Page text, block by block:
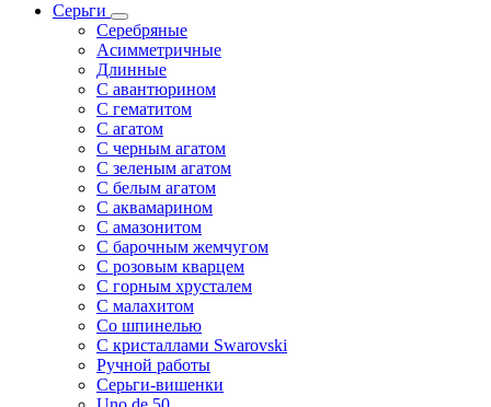
Серьги
Серебряные
Асимметричные
Длинные
С авантюрином
С гематитом
С агатом
С черным агатом
С зеленым агатом
С белым агатом
С аквамарином
С амазонитом
С барочным жемчугом
С розовым кварцем
С горным хрусталем
С малахитом
Со шпинелью
С кристаллами Swarovski
Ручной работы
Серьги-вишенки